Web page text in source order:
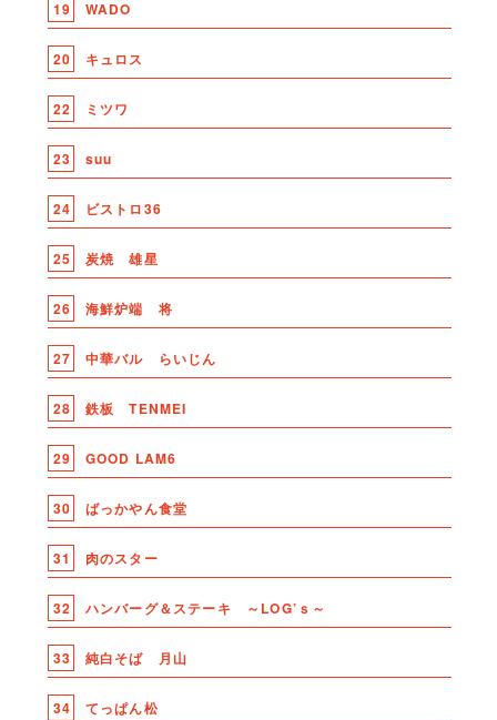
19 WADO
20 キュロス
22 ミツワ
23 suu
24 ビストロ36
25 炭焼 雄星
26 海鮮炉端 将
27 中華バル らいじん
28 鉄板 TENMEI
29 GOOD LAM6
30 ばっかやん食堂
31 肉のスター
32 ハンバーグ＆ステーキ ～LOG’ｓ～
33 純白そば 月山
34 てっぱん松